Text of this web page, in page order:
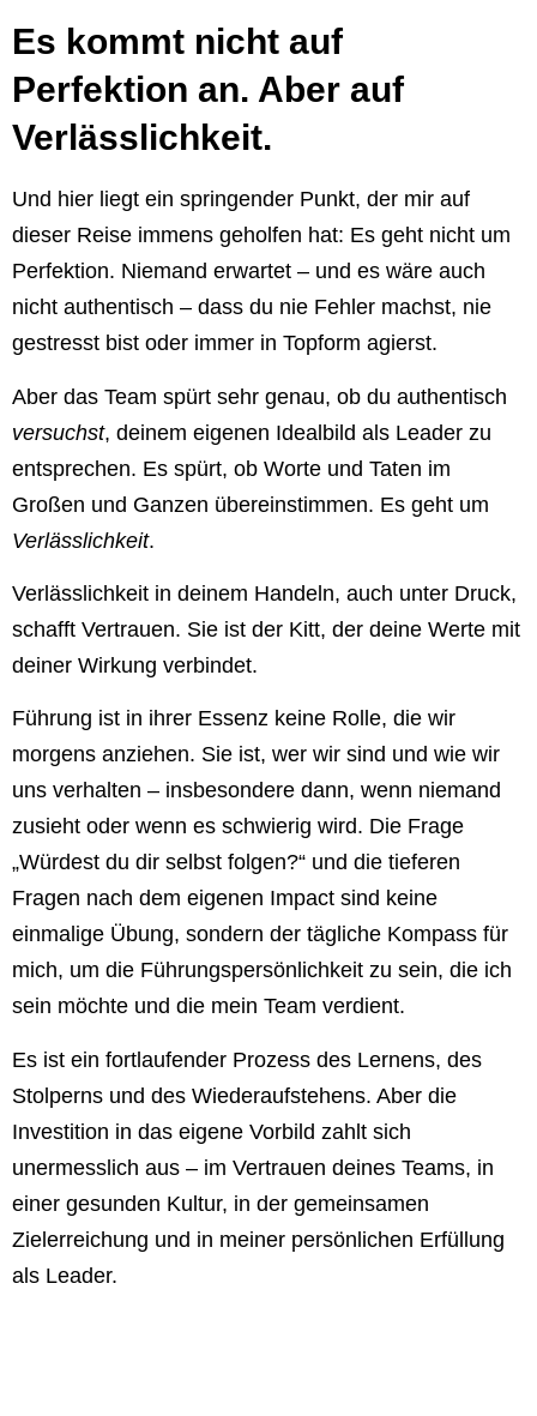
Es kommt nicht auf
Perfektion an. Aber auf
Verlässlichkeit.
Und hier liegt ein springender Punkt, der mir auf
dieser Reise immens geholfen hat: Es geht nicht um
Perfektion. Niemand erwartet – und es wäre auch
nicht authentisch – dass du nie Fehler machst, nie
gestresst bist oder immer in Topform agierst.
Aber das Team spürt sehr genau, ob du authentisch
versuchst, deinem eigenen Idealbild als Leader zu
entsprechen. Es spürt, ob Worte und Taten im
Großen und Ganzen übereinstimmen. Es geht um
Verlässlichkeit.
Verlässlichkeit in deinem Handeln, auch unter Druck,
schafft Vertrauen. Sie ist der Kitt, der deine Werte mit
deiner Wirkung verbindet.
Führung ist in ihrer Essenz keine Rolle, die wir
morgens anziehen. Sie ist, wer wir sind und wie wir
uns verhalten – insbesondere dann, wenn niemand
zusieht oder wenn es schwierig wird. Die Frage
„Würdest du dir selbst folgen?“ und die tieferen
Fragen nach dem eigenen Impact sind keine
einmalige Übung, sondern der tägliche Kompass für
mich, um die Führungspersönlichkeit zu sein, die ich
sein möchte und die mein Team verdient.
Es ist ein fortlaufender Prozess des Lernens, des
Stolperns und des Wiederaufstehens. Aber die
Investition in das eigene Vorbild zahlt sich
unermesslich aus – im Vertrauen deines Teams, in
einer gesunden Kultur, in der gemeinsamen
Zielerreichung und in meiner persönlichen Erfüllung
als Leader.